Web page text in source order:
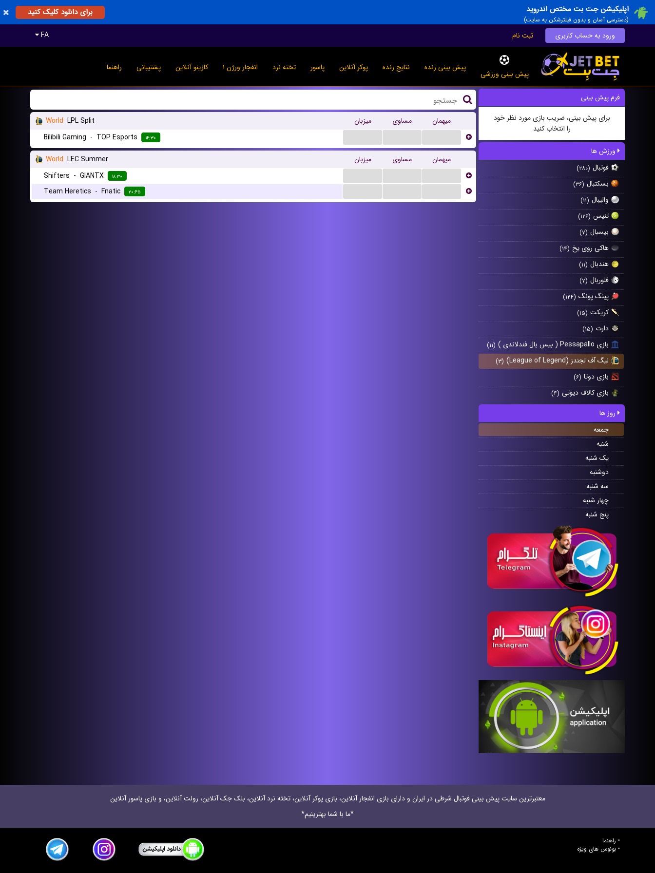
اپلیکیشن جت بت مختص اندروید
(دسترسی آسان و بدون فیلترشکن به سایت)
برای دانلود کلیک کنید
FA ورود به حساب کاربری ثبت نام
پیش بینی ورزشی
پیش بینی زنده نتایج زنده پوکر آنلاین پاسور تخته نرد انفجار ورژن ۱ کازینو آنلاین پشتیبانی راهنما
فرم پیش بینی
برای پیش بینی، ضریب بازی مورد نظر خود
را انتخاب کنید
ورزش ها
فوتبال (۲۸۰)
بسکتبال (۳۶)
والیبال (۱۱)
تنیس (۱۲۶)
بیسبال (۷)
هاکی روی یخ (۱۴)
هندبال (۱۱)
فلوربال (۷)
پینگ پونگ (۱۲۴)
کریکت (۱۵)
دارت (۱۵)
بازی Pessapallo ( بیس بال فندلاندی ) (۱۱)
لیگ آف لجندز (League of Legend) (۳)
بازی دوتا (۶)
بازی کالاف دیوتی (۴)
روز ها
جمعه
شنبه
یک شنبه
دوشنبه
سه شنبه
چهار شنبه
پنج شنبه
World LPL Split میزبان مساوی
میهمان
Bilibili Gaming - TOP Esports ۱۴:۳۰
World LEC Summer میزبان مساوی
میهمان
Shifters - GIANTX ۱۸:۳۰
Team Heretics - Fnatic ۲۰:۴۵
معتبر‌ترین سایت پیش بینی‌ فوتبال شرطی در ایران و دارای بازی انفجار آنلاین، بازی پوکر آنلاین، تخته نرد آنلاین، بلک جک آنلاین، رولت آنلاین، و بازی پاسور آنلاین
*ما با شما بهترینیم*
راهنما
بونوس های ویژه